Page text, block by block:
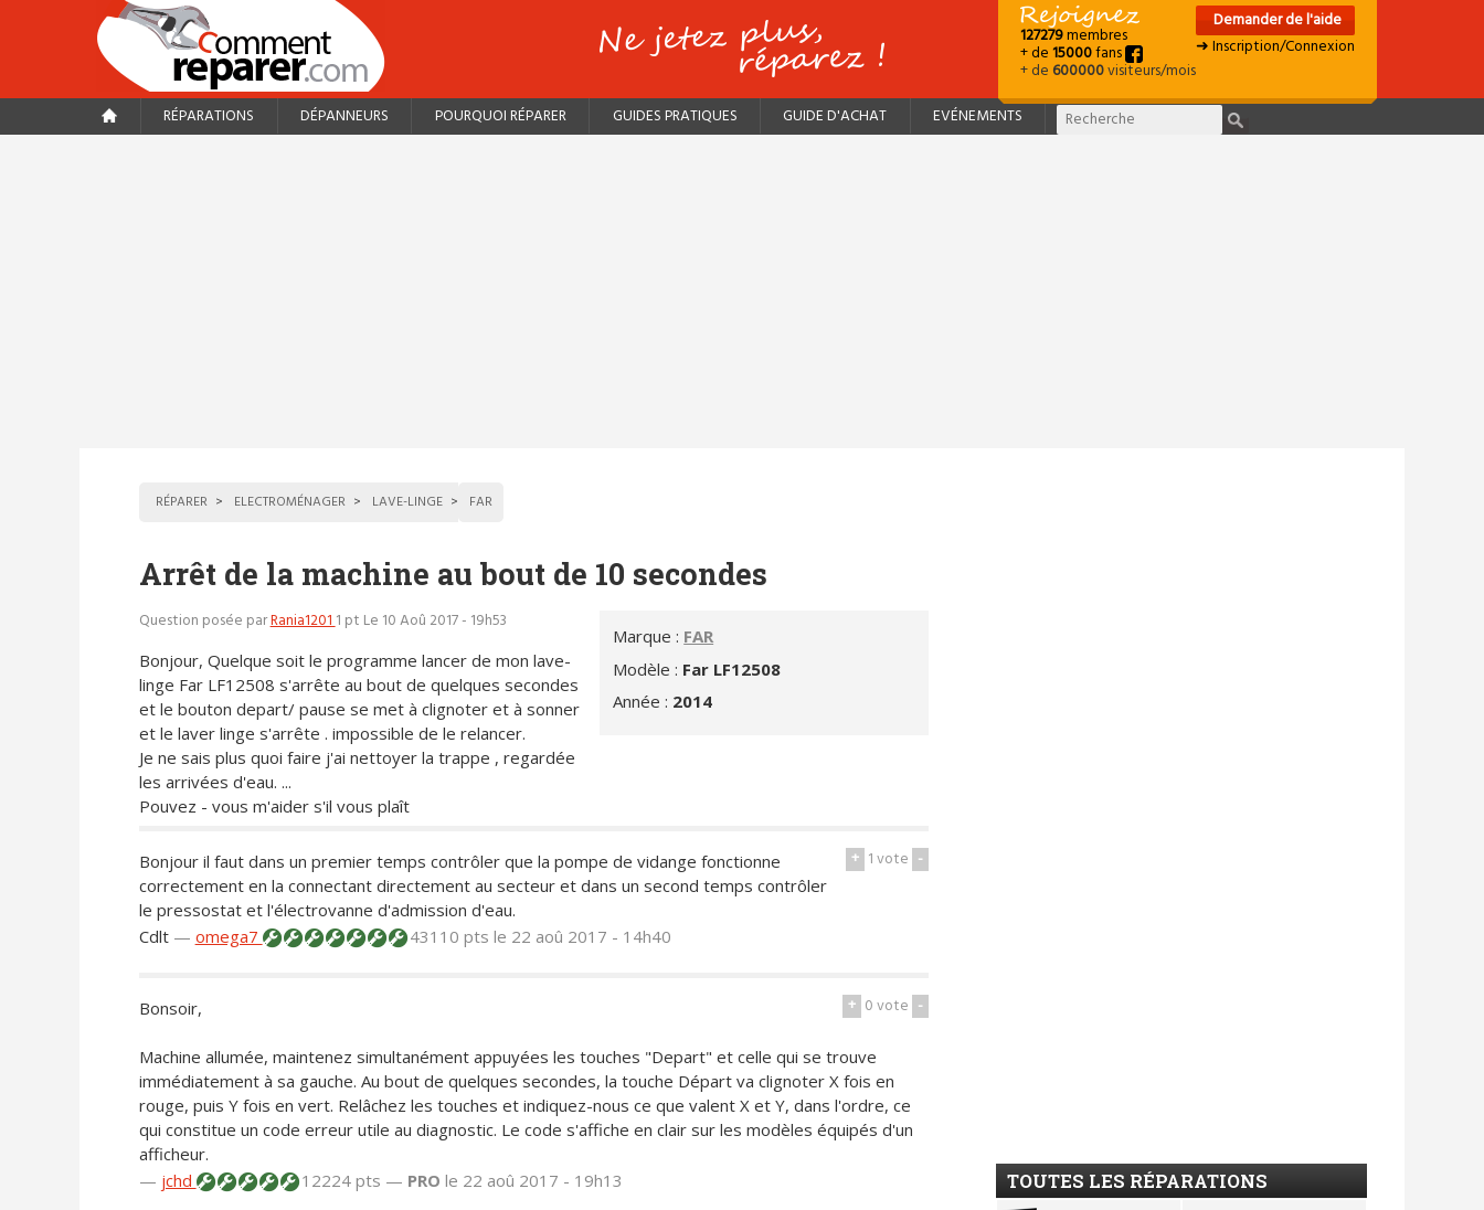
127279membres
+ de15000fans
+ de600000visiteurs/mois
Demander de l'aide
➜ Inscription/Connexion
RÉPARATIONS DÉPANNEURS POURQUOI RÉPARER GUIDES PRATIQUES GUIDE D'ACHAT EVÉNEMENTS
RÉPARER ELECTROMÉNAGER LAVE-LINGE FAR
Arrêt de la machine au bout de 10 secondes
Marque : FAR
Modèle : Far LF12508
Année : 2014
Question posée parRania12011 pt Le 10 Aoû 2017 - 19h53
Bonjour, Quelque soit le programme lancer de mon lave-
linge Far LF12508 s'arrête au bout de quelques secondes
et le bouton depart/ pause se met à clignoter et à sonner
et le laver linge s'arrête . impossible de le relancer.
Je ne sais plus quoi faire j'ai nettoyer la trappe , regardée
les arrivées d'eau. ...
Pouvez - vous m'aider s'il vous plaît
+ 1vote -
Bonjour il faut dans un premier temps contrôler que la pompe de vidange fonctionne
correctement en la connectant directement au secteur et dans un second temps contrôler
le pressostat et l'électrovanne d'admission d'eau.
Cdlt — omega7 43110 pts le 22 aoû 2017 - 14h40
+ 0vote -
Bonsoir,
Machine allumée, maintenez simultanément appuyées les touches "Depart" et celle qui se trouve
immédiatement à sa gauche. Au bout de quelques secondes, la touche Départ va clignoter X fois en
rouge, puis Y fois en vert. Relâchez les touches et indiquez-nous ce que valent X et Y, dans l'ordre, ce
qui constitue un code erreur utile au diagnostic. Le code s'affiche en clair sur les modèles équipés d'un
afficheur.
— jchd 12224 pts — PRO le 22 aoû 2017 - 19h13 TOUTES LES RÉPARATIONS